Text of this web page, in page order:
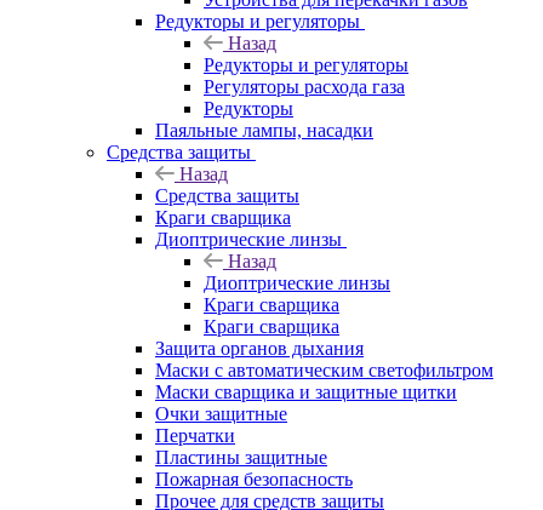
Редукторы и регуляторы
Назад
Редукторы и регуляторы
Регуляторы расхода газа
Редукторы
Паяльные лампы, насадки
Средства защиты
Назад
Средства защиты
Краги сварщика
Диоптрические линзы
Назад
Диоптрические линзы
Краги сварщика
Краги сварщика
Защита органов дыхания
Маски с автоматическим светофильтром
Маски сварщика и защитные щитки
Очки защитные
Перчатки
Пластины защитные
Пожарная безопасность
Прочее для средств защиты